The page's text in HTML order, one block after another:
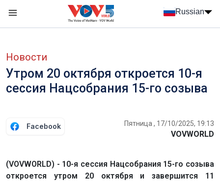
Russian
Новости
Утром 20 октября откроется 10-я
сессия Нацсобрания 15-го созыва
Facebook Пятница , 17/10/2025, 19:13
VOVWORLD
(VOVWORLD) - 10-я сессия Нацсобрания 15-го созыва
откроется утром 20 октября и завершится 11